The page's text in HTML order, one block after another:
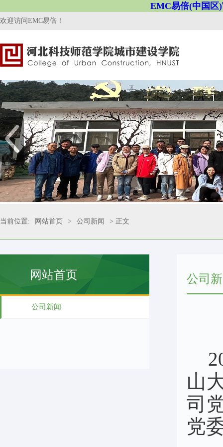
EMC易倍(中国区
欢迎访问EMC易倍！
当前位置: 网站首页 > 公司新闻 > 正文
网站首页
公司新闻
公司
山
司
党